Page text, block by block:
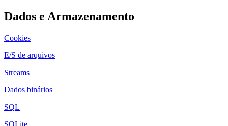
Dados e Armazenamento
Cookies
E/S de arquivos
Streams
Dados binários
SQL
SQLite